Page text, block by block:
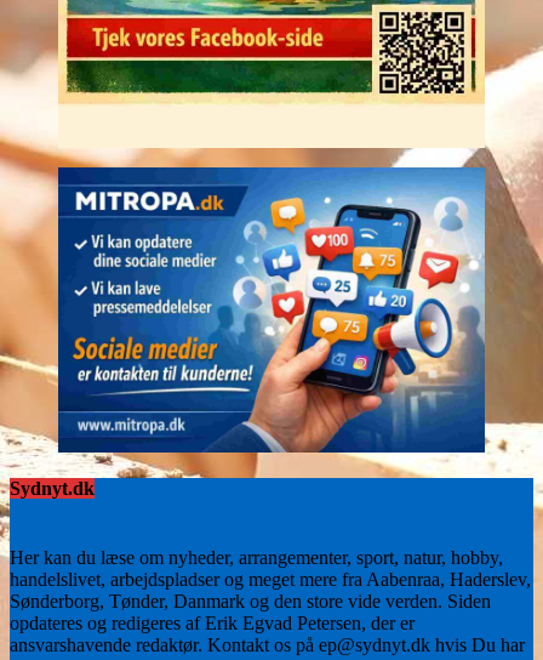
Sydnyt.dk
Her kan du læse om nyheder, arrangementer, sport, natur, hobby,
handelslivet, arbejdspladser og meget mere fra Aabenraa, Haderslev,
Sønderborg, Tønder, Danmark og den store vide verden. Siden
opdateres og redigeres af Erik Egvad Petersen, der er
ansvarshavende redaktør. Kontakt os på ep@sydnyt.dk hvis Du har